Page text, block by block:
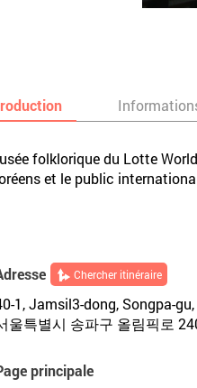
folklorique du Lotte
et le public
Chercher itinéraire
1, Jamsil3-dong, Songpa-
울특별시 송파구 올림픽로
principale